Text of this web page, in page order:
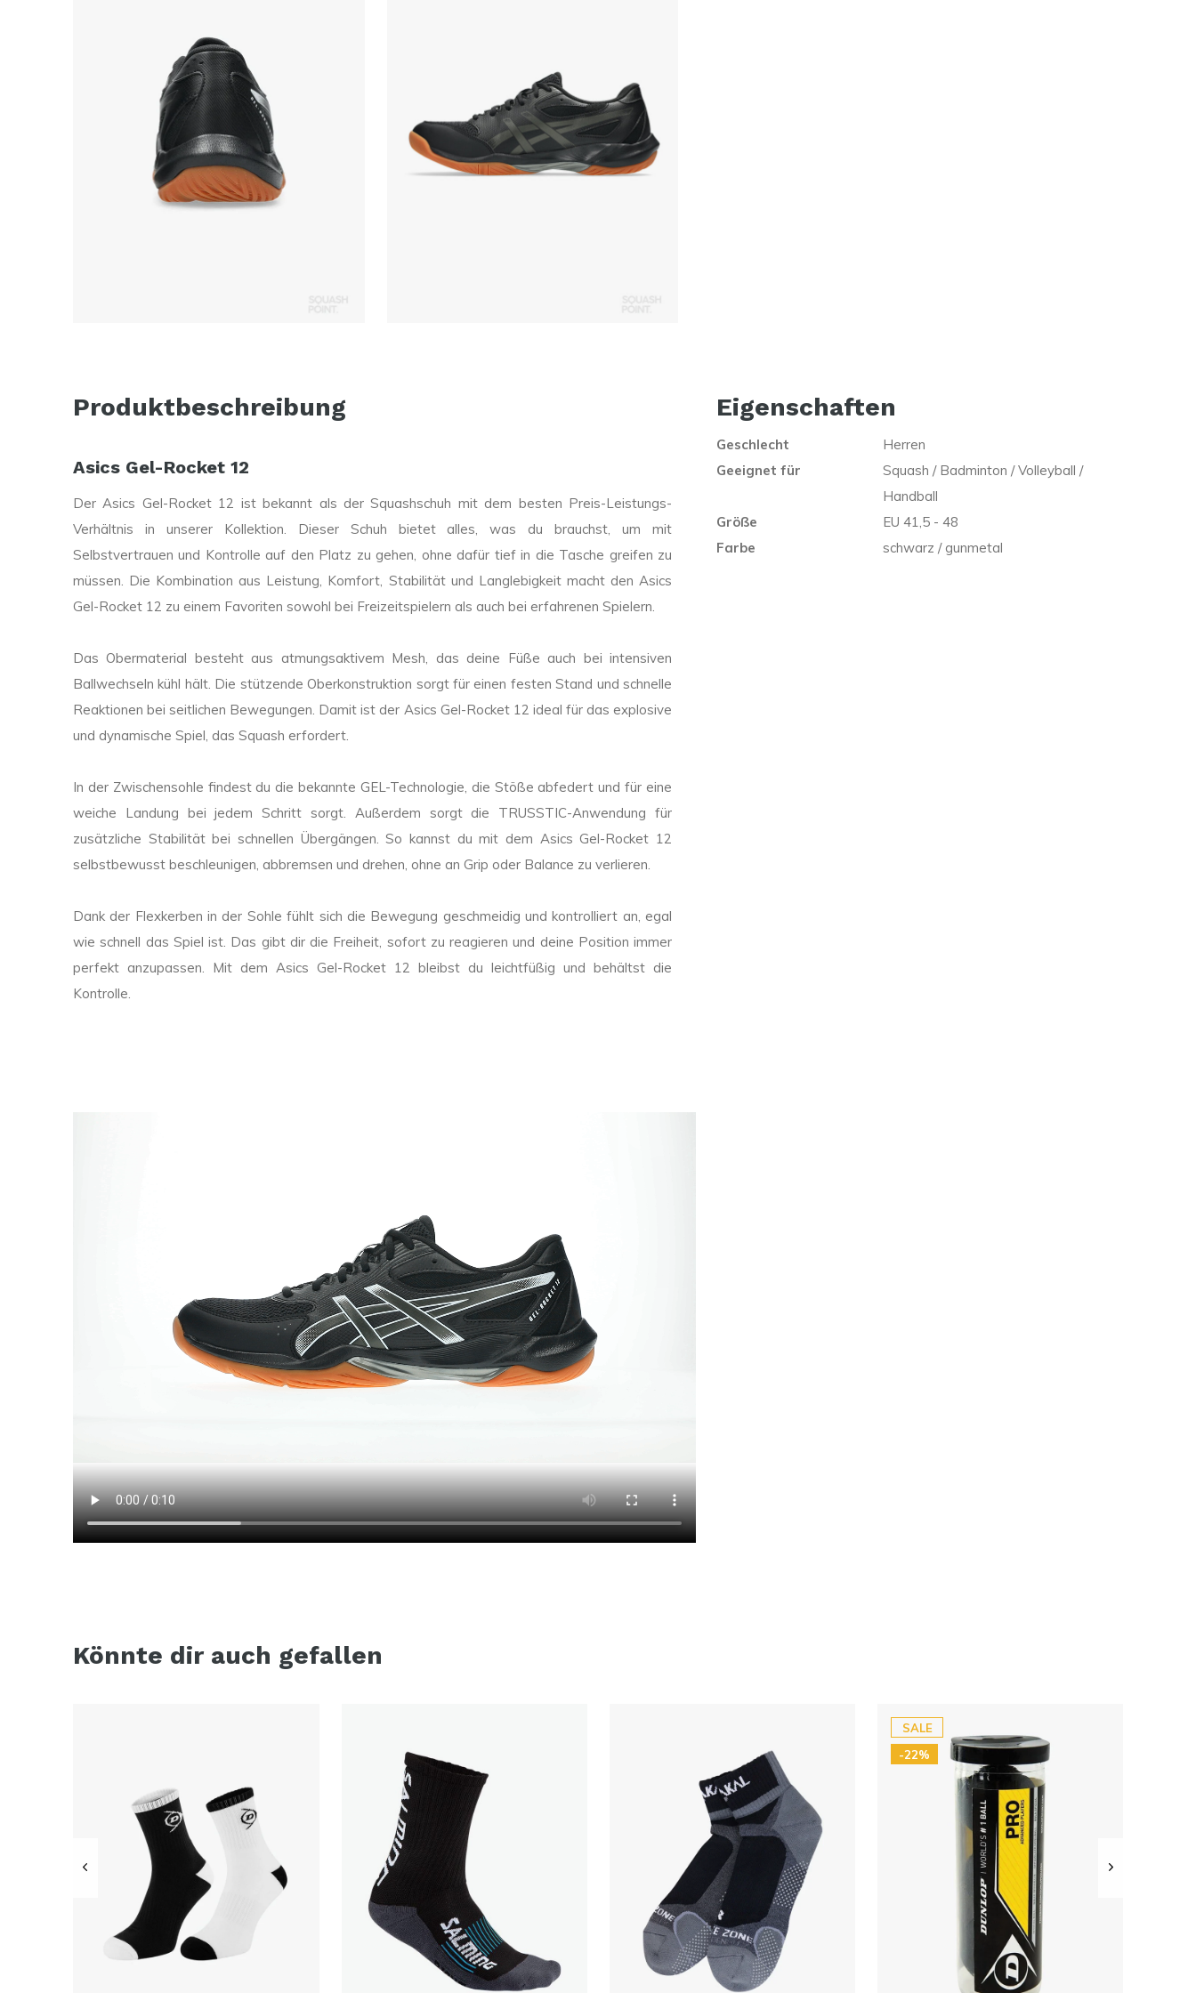
Produktbeschreibung
Asics Gel-Rocket 12
Der Asics Gel-Rocket 12 ist bekannt als der Squashschuh mit dem besten Preis-Leistungs-
Verhältnis in unserer Kollektion. Dieser Schuh bietet alles, was du brauchst, um mit
Selbstvertrauen und Kontrolle auf den Platz zu gehen, ohne dafür tief in die Tasche greifen zu
müssen. Die Kombination aus Leistung, Komfort, Stabilität und Langlebigkeit macht den Asics
Gel-Rocket 12 zu einem Favoriten sowohl bei Freizeitspielern als auch bei erfahrenen Spielern.
Das Obermaterial besteht aus atmungsaktivem Mesh, das deine Füße auch bei intensiven
Ballwechseln kühl hält. Die stützende Oberkonstruktion sorgt für einen festen Stand und schnelle
Reaktionen bei seitlichen Bewegungen. Damit ist der Asics Gel-Rocket 12 ideal für das explosive
und dynamische Spiel, das Squash erfordert.
In der Zwischensohle findest du die bekannte GEL-Technologie, die Stöße abfedert und für eine
weiche Landung bei jedem Schritt sorgt. Außerdem sorgt die TRUSSTIC-Anwendung für
zusätzliche Stabilität bei schnellen Übergängen. So kannst du mit dem Asics Gel-Rocket 12
selbstbewusst beschleunigen, abbremsen und drehen, ohne an Grip oder Balance zu verlieren.
Dank der Flexkerben in der Sohle fühlt sich die Bewegung geschmeidig und kontrolliert an, egal
wie schnell das Spiel ist. Das gibt dir die Freiheit, sofort zu reagieren und deine Position immer
perfekt anzupassen. Mit dem Asics Gel-Rocket 12 bleibst du leichtfüßig und behältst die
Kontrolle.
Eigenschaften
Geschlecht
Herren
Geeignet für
Squash / Badminton / Volleyball /
Handball
Größe
EU 41,5 - 48
Farbe
schwarz / gunmetal
Könnte dir auch gefallen
SALE
-22%